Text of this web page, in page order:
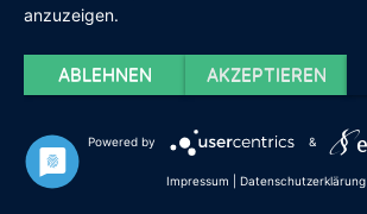
anzuzeigen.
ABLEHNEN AKZEPTIEREN
Powered by &
Impressum Datenschutzerklärung